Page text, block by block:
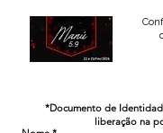
*Documento de
liberação na